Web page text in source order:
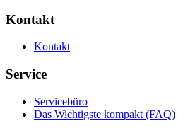
Kontakt
Kontakt
Service
Servicebüro
Das Wichtigste kompakt (FAQ)